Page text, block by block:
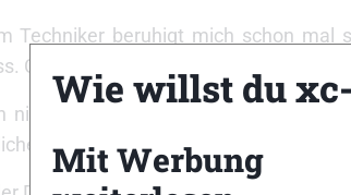
Techniker beruhigt mich schon mal
Cortina Toblach bin ich auch schon
nicht. Werde also save den
Startgruppe bin. Drei wäre
Wie willst du
Mit Werbung